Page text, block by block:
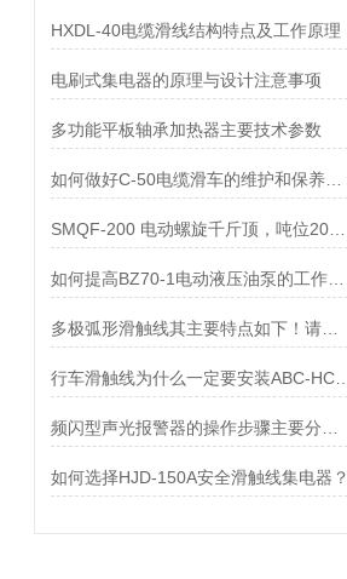
HXDL-40电缆滑线结构特点及工作原理
电刷式集电器的原理与设计注意事项
多功能平板轴承加热器主要技术参数
如何选择HJD-150A安全滑触线集电器？